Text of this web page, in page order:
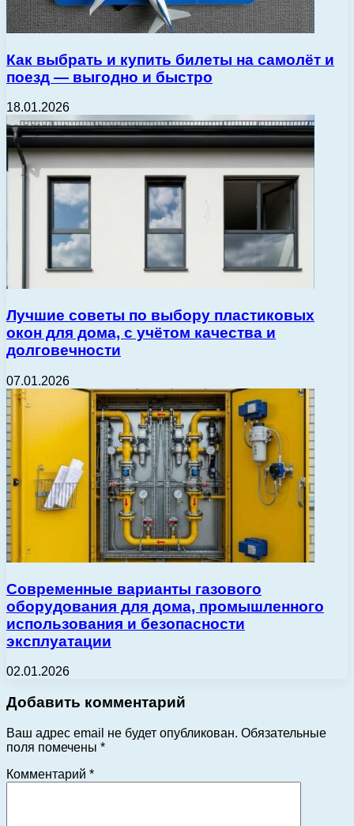
Как выбрать и купить билеты на самолёт и
поезд — выгодно и быстро
18.01.2026
Лучшие советы по выбору пластиковых
окон для дома, с учётом качества и
долговечности
07.01.2026
Современные варианты газового
оборудования для дома, промышленного
использования и безопасности
эксплуатации
02.01.2026
Добавить комментарий
Ваш адрес email не будет опубликован. Обязательные
поля помечены *
Комментарий *